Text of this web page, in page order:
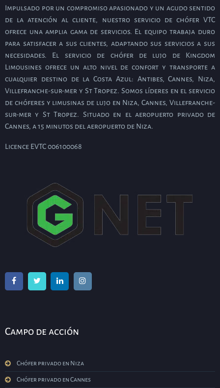
Impulsado por un compromiso apasionado y un agudo sentido
de la atención al cliente, nuestro servicio de chófer VTC
ofrece una amplia gama de servicios. El equipo trabaja duro
para satisfacer a sus clientes, adaptando sus servicios a sus
necesidades. El servicio de chófer de lujo de Kingdom
Limousines ofrece un alto nivel de confort y transporte a
cualquier destino de la Costa Azul: Antibes, Cannes, Niza,
Villefranche-sur-mer y St Tropez. Somos líderes en el servicio
de chóferes y limusinas de lujo en Niza, Cannes, Villefranche-
sur-mer y St Tropez. Situado en el aeropuerto privado de
Cannes, a 15 minutos del aeropuerto de Niza.
Licence EVTC 006100068
Campo de acción
Chófer privado en Niza
Chófer privado en Cannes